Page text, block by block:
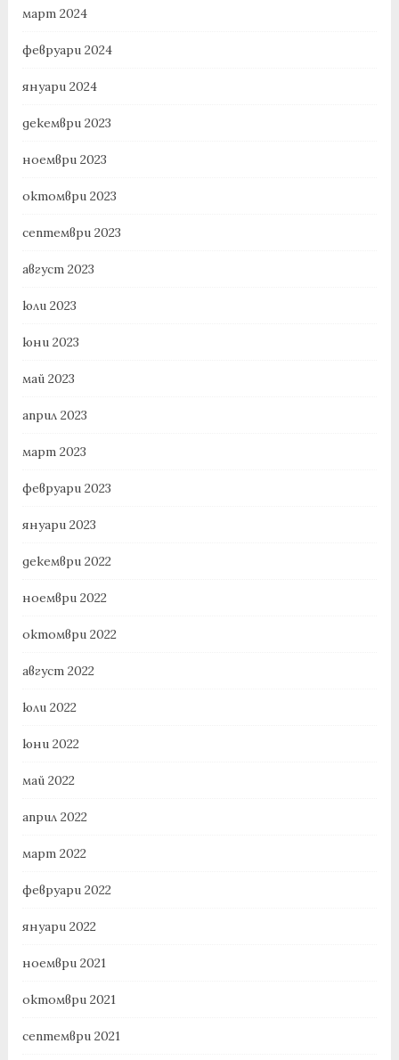
март 2024
февруари 2024
януари 2024
декември 2023
ноември 2023
октомври 2023
септември 2023
август 2023
юли 2023
юни 2023
май 2023
април 2023
март 2023
февруари 2023
януари 2023
декември 2022
ноември 2022
октомври 2022
август 2022
юли 2022
юни 2022
май 2022
април 2022
март 2022
февруари 2022
януари 2022
ноември 2021
октомври 2021
септември 2021